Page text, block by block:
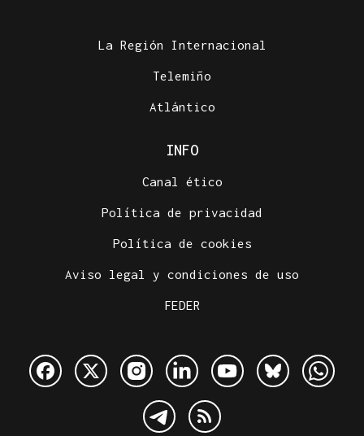
La Región Internacional
Telemiño
Atlántico
INFO
Canal ético
Política de privacidad
Política de cookies
Aviso legal y condiciones de uso
FEDER